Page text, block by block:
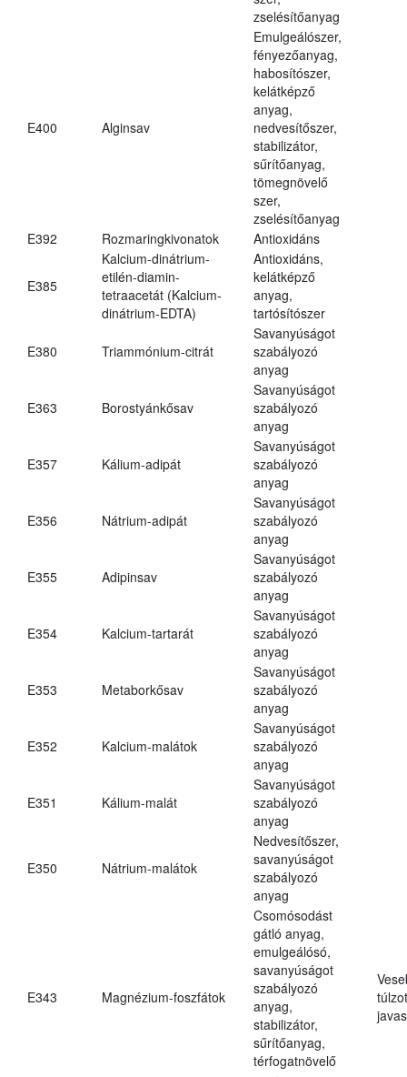
zselésítőanyag
E400 Alginsav
Emulgeálószer,
fényezőanyag,
habosítószer,
kelátképző
anyag,
nedvesítőszer,
stabilizátor,
sűrítőanyag,
tömegnövelő
szer,
zselésítőanyag
E392
Rozmaringkivonatok Antioxidáns
E385
Kalcium-dinátrium-
etilén-diamin-
tetraacetát (Kalcium-
dinátrium-EDTA)
Antioxidáns,
kelátképző
anyag,
tartósítószer
E380 Triammónium-citrát
Savanyúságot
szabályozó
anyag
E363 Borostyánkősav
Savanyúságot
szabályozó
anyag
E357 Kálium-adipát
Savanyúságot
szabályozó
anyag
E356 Nátrium-adipát
Savanyúságot
szabályozó
anyag
E355 Adipinsav
Savanyúságot
szabályozó
anyag
E354 Kalcium-tartarát
Savanyúságot
szabályozó
anyag
E353 Metaborkősav
Savanyúságot
szabályozó
anyag
E352 Kalcium-malátok
Savanyúságot
szabályozó
anyag
E351 Kálium-malát
Savanyúságot
szabályozó
anyag
E350 Nátrium-malátok
Nedvesítőszer,
savanyúságot
szabályozó
anyag
E343 Magnézium-foszfátok
Csomósodást
gátló anyag,
emulgeálósó,
savanyúságot
szabályozó
anyag,
stabilizátor,
sűrítőanyag,
térfogatnövelő